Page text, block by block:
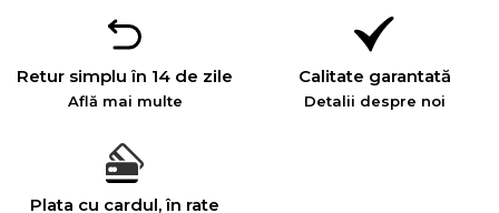
Retur simplu în 14 de zile
Află mai multe
Calitate garantată
Detalii despre noi
Plata cu cardul, în rate